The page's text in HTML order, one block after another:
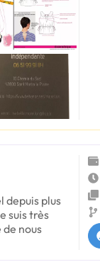
depuis plus
suis très
nous